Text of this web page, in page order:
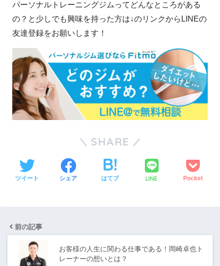
パーソナルトレーニングジムってどんなところがある
の？と少しでも興味を持った方は↓のリンクからLINEの
友達登録をお願いします！
SHARE
ツイート シェア はてブ LINE Pocket
前の記事
お客様の人生に関わる仕事である！岡崎卓也ト
レーナーの想いとは？